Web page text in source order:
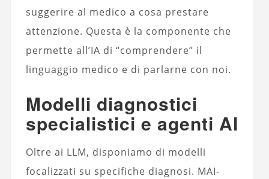
suggerire al medico a cosa prestare
attenzione. Questa è la componente che
permette all’IA di “comprendere” il
linguaggio medico e di parlarne con noi.
Modelli diagnostici
specialistici e agenti AI
Oltre ai LLM, disponiamo di modelli
focalizzati su specifiche diagnosi. MAI-